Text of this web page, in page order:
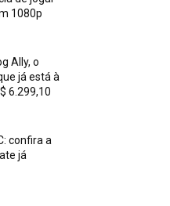
1080p
Ally, o
já está à
6.299,10
confira a
já